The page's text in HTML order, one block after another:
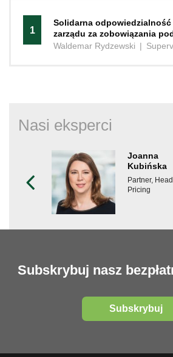
1
Solidarna odpowiedzialność
zarządu za zobowiązania
Waldemar Rydzewski |
Nasi eksperci
Joanna
Kubińska
Partner,
Pricing
Subskrybuj nasz
Subskrybuj